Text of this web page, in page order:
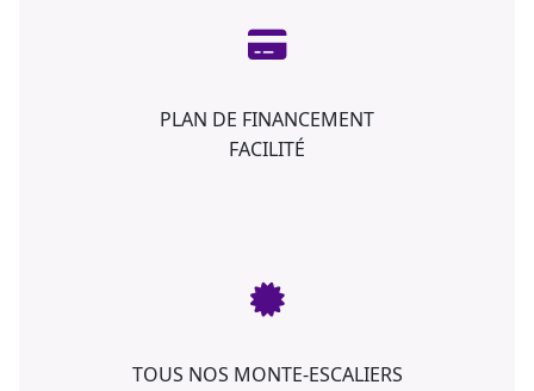
PLAN DE FINANCEMENT
FACILITÉ
TOUS NOS MONTE-ESCALIERS